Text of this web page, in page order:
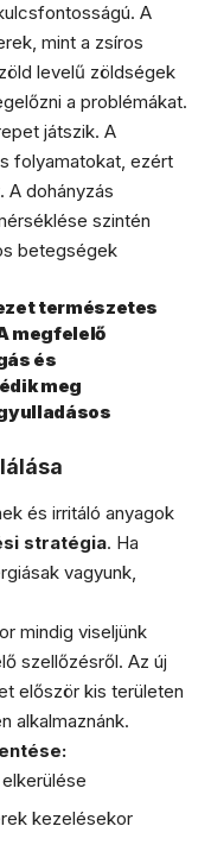
A
mint a zsíros
levelű zöldségek
a problémákat.
játszik. A
folyamatokat, ezért
A dohányzás
szintén
betegségek
természetes
megfelelő
és
meg
és irritáló anyagok
stratégia. Ha
vagyunk,
mindig viseljünk
szellőzésről. Az új
először kis területen
alkalmaznánk.
kezelésekor